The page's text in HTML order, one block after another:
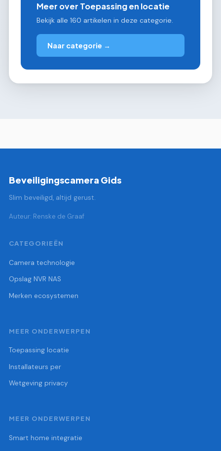
Meer over Toepassing en locatie
Bekijk alle 160 artikelen in deze categorie.
Naar categorie →
Beveiligingscamera Gids
Slim beveiligd, altijd gerust.
Auteur: Renske de Graaf
CATEGORIEËN
Camera technologie
Opslag NVR NAS
Merken ecosystemen
MEER ONDERWERPEN
Toepassing locatie
Installateurs per
Wetgeving privacy
MEER ONDERWERPEN
Smart home integratie